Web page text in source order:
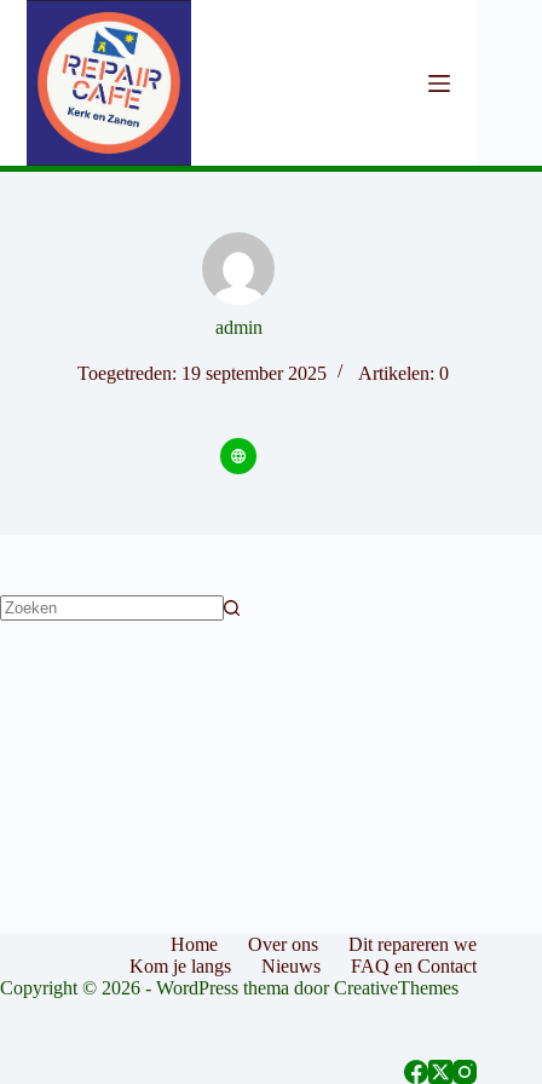
inhoud
admin
Toegetreden: 19 september 2025 Artikelen: 0
Home Over ons
Dit repareren we
Kom je langs
Nieuws
FAQ en Contact
Copyright © 2026 - WordPress thema doorCreativeThemes